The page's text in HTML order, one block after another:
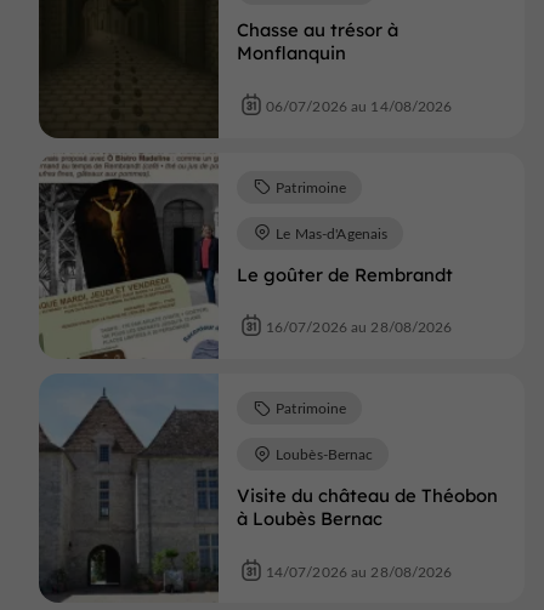
Chasse au trésor à
Monflanquin
06/07/2026 au 14/08/2026
Le goûter de Rembrandt
Patrimoine
Le Mas-d'Agenais
16/07/2026 au 28/08/2026
Visite du château de Théobon
à Loubès Bernac
Patrimoine
Loubès-Bernac
14/07/2026 au 28/08/2026